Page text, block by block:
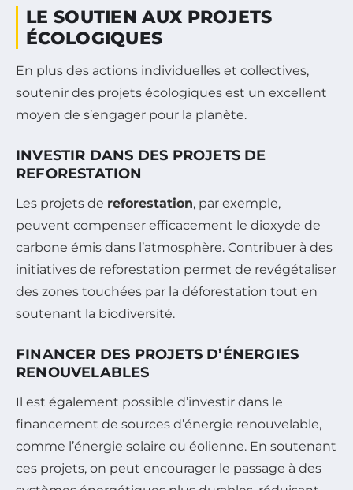
LE SOUTIEN AUX PROJETS
ÉCOLOGIQUES
En plus des actions individuelles et collectives,
soutenir des projets écologiques est un excellent
moyen de s’engager pour la planète.
INVESTIR DANS DES PROJETS DE
REFORESTATION
Les projets de reforestation, par exemple,
peuvent compenser efficacement le dioxyde de
carbone émis dans l’atmosphère. Contribuer à des
initiatives de reforestation permet de revégétaliser
des zones touchées par la déforestation tout en
soutenant la biodiversité.
FINANCER DES PROJETS D’ÉNERGIES
RENOUVELABLES
Il est également possible d’investir dans le
financement de sources d’énergie renouvelable,
comme l’énergie solaire ou éolienne. En soutenant
ces projets, on peut encourager le passage à des